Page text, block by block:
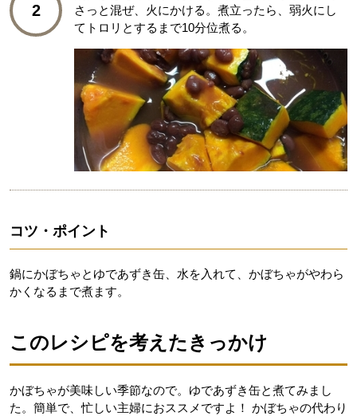
2
さっと混ぜ、火にかける。煮立ったら、弱火にし
てトロリとするまで10分位煮る。
コツ・ポイント
鍋にかぼちゃとゆであずき缶、水を入れて、かぼちゃがやわら
かくなるまで煮ます。
このレシピを考えたきっかけ
かぼちゃが美味しい季節なので。ゆであずき缶と煮てみまし
た。簡単で、忙しい主婦におススメですよ！ かぼちゃの代わり